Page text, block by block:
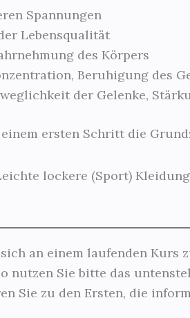
Spannungen
Lebensqualität
des Körpers
Beruhigung des
der Gelenke,
ersten Schritt die
lockere (Sport)
an einem laufenden
nutzen Sie bitte das
Sie zu den Ersten, die